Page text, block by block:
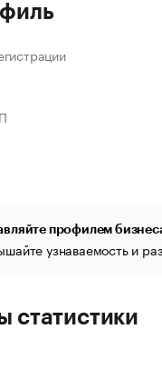
профилем
узнаваемость и
статистики